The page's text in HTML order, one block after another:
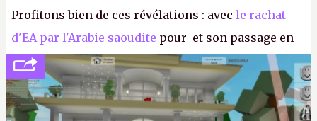
Profitons bien de ces révélations : avec le rachat
d'EA par l'Arabie saoudite pour et son passage en
société privée, l'éditeur n'aura bientôt plus
l'obligation de publier ses bilans. Encore une
victoire pour la transparence.P.